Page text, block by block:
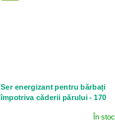
Ser energizant pentru bărbați
împotriva căderii părului - 170
În stoc